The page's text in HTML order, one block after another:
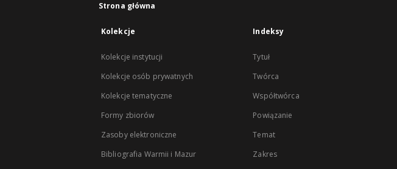
Strona główna
Kolekcje
Kolekcje instytucji
Kolekcje osób prywatnych
Kolekcje tematyczne
Formy zbiorów
Zasoby elektroniczne
Bibliografia Warmii i Mazur
Indeksy
Tytuł
Twórca
Współtwórca
Powiązanie
Temat
Zakres